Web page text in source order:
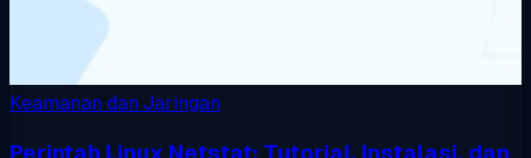
Keamanan dan Jaringan